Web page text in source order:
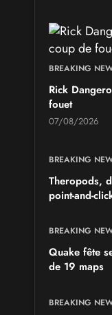
SALONS &
GeekNIID
les 19 et 20
SALONS &
Japan
BREAKING
Rick
fouet
07/08/2026
BREAKING
Theropods,
point-and-
BREAKING
Quake fête
de 19 maps
BREAKING